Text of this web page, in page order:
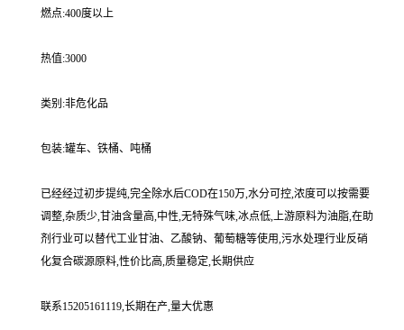
燃点:400度以上
热值:3000
类别:非危化品
包装:罐车、铁桶、吨桶
已经经过初步提纯,完全除水后COD在150万,水分可控,浓度可以按需要
调整,杂质少,甘油含量高,中性,无特殊气味,冰点低,上游原料为油脂,在助
剂行业可以替代工业甘油、乙酸钠、葡萄糖等使用,污水处理行业反硝
化复合碳源原料,性价比高,质量稳定,长期供应
联系15205161119,长期在产,量大优惠